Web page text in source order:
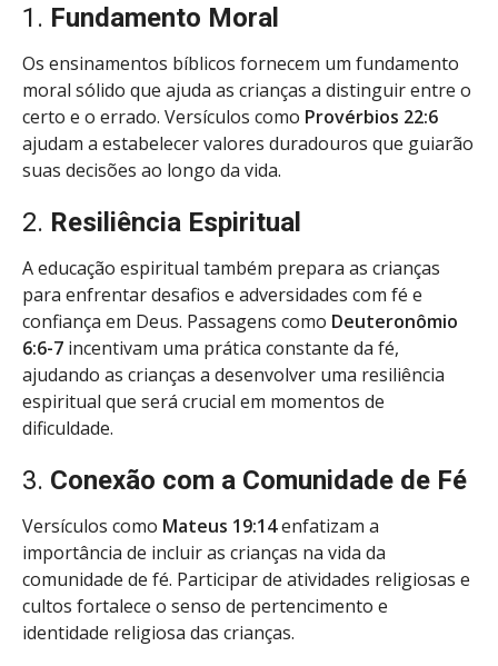
1. Fundamento Moral
Os ensinamentos bíblicos fornecem um fundamento
moral sólido que ajuda as crianças a distinguir entre o
certo e o errado. Versículos como Provérbios 22:6
ajudam a estabelecer valores duradouros que guiarão
suas decisões ao longo da vida.
2. Resiliência Espiritual
A educação espiritual também prepara as crianças
para enfrentar desafios e adversidades com fé e
confiança em Deus. Passagens como Deuteronômio
6:6-7 incentivam uma prática constante da fé,
ajudando as crianças a desenvolver uma resiliência
espiritual que será crucial em momentos de
dificuldade.
3. Conexão com a Comunidade de Fé
Versículos como Mateus 19:14enfatizam a
importância de incluir as crianças na vida da
comunidade de fé. Participar de atividades religiosas e
cultos fortalece o senso de pertencimento e
identidade religiosa das crianças.